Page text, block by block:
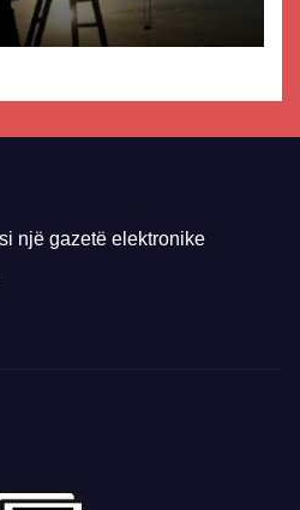
një gazetë elektronike